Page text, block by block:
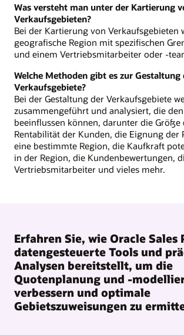
Was versteht man unter der Kartierung
Verkaufsgebieten?
Bei der Kartierung von Verkaufsgebieten
geografische Region mit spezifischen
und einem Vertriebsmitarbeiter oder -
Welche Methoden gibt es zur Gestaltung
Verkaufsgebiete?
Bei der Gestaltung der Verkaufsgebiete
zusammengeführt und analysiert, die
beeinflussen können, darunter die Größe
Rentabilität der Kunden, die Eignung der
eine bestimmte Region, die Kaufkraft
in der Region, die Kundenbewertungen,
Vertriebsmitarbeiter und vieles mehr.
Erfahren Sie, wie Oracle Sales
datengesteuerte Tools und
Analysen bereitstellt, um die
Quotenplanung und -
verbessern und optimale
Gebietszuweisungen zu